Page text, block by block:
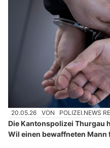
20.05.26 VON POLIZEI.NEWS
Die Kantonspolizei Thurgau
Wil einen bewaffneten Mann